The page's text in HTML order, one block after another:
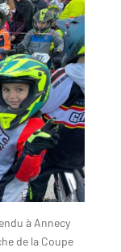
à Annecy
de la Coupe